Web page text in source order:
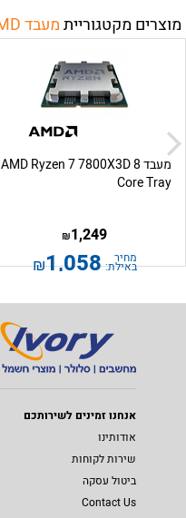
מוצרים מקטגורייתמעבד AMD
מעבד AMD Ryzen 7 7800X3D 8
Core Tray
1,249
₪
מחיר
באילת: 1,058
₪
אנחנו זמינים לשירותכם
אודותינו
שירות לקוחות
ביטול עסקה
Contact Us